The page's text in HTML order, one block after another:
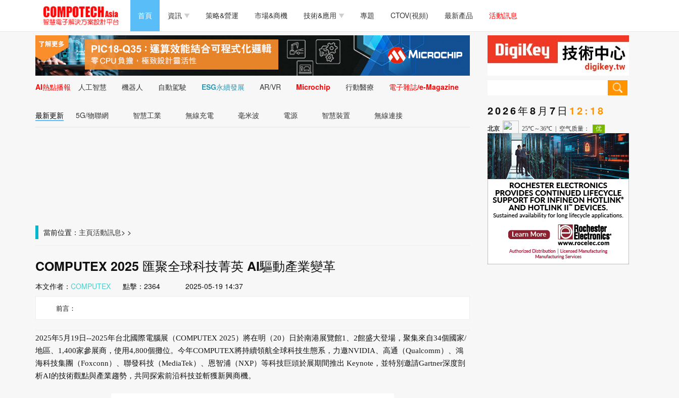
首頁 資訊
半導體/零組件 測試量測 通訊/網路
PC/周邊 醫療電子
新能源 人工智慧 安防監控
策略&營運 市場&商機 技術&應用
智慧設計 電源技術
醫療電子 通訊&網路
類比技術 LED/照明技術 微處理器/微控制器
嵌入技術 感測技術
專題 CTOV(視頻) 最新產品 活動訊息
PC/周邊 軟體/工具 醫療電子
新能源 安防監控
醫療電子 通訊&網路 介面技術
類比技術 LED/照明技術 微處理器/微控制器
嵌入技術 感測技術 量測儀器
智慧型視覺影像/監
控技術
AI熱點播報 人工智慧 機器人 自動駕駛 ESG永續發展 AR/VR Microchip 行動醫療 電子雜誌/e-Magazine
最新更新 5G/物聯網 智慧工業 無線充電 毫米波 電源 智慧裝置 無線連接
當前位置： 主頁 >
活動訊息 >
COMPUTEX 2025 匯聚全球科技菁英 AI驅動產業變革
本文作者： COMPUTEX點擊： 2364 2025-05-19 14:37
前言：
2025年5月19日--2025年台北國際電腦展（COMPUTEX 2025）將在明（20）日於南港展覽館1、2館盛大登場，聚集來自34個國家/
地區、1,400家參展商，使用4,800個攤位。今年COMPUTEX將持續領航全球科技生態系，力邀NVIDIA、高通（Qualcomm）、鴻
海科技集團（Foxconn）、聯發科技（MediaTek）、恩智浦（NXP）等科技巨頭於展期間推出 Keynote，並特別邀請Gartner深度剖
析AI的技術觀點與產業趨勢，共同探索前沿科技並斬獲新興商機。
2026年8月7日 12:18